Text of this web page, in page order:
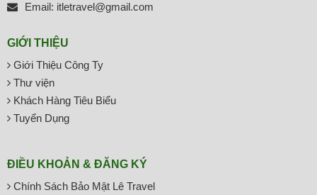
Email: itletravel@gmail.com
GIỚI THIỆU
Giới Thiệu Công Ty
Thư viện
Khách Hàng Tiêu Biểu
Tuyển Dụng
ĐIỀU KHOẢN & ĐĂNG KÝ
Chính Sách Bảo Mật Lê Travel